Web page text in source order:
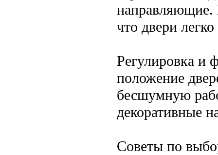
направляющие.
что двери легко
Регулировка и
положение
бесшумную
декоративные
Советы по